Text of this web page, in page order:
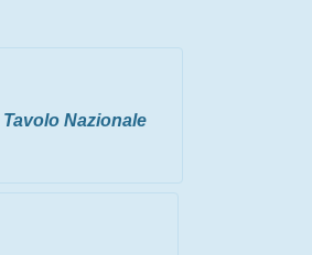
Tavolo Nazionale